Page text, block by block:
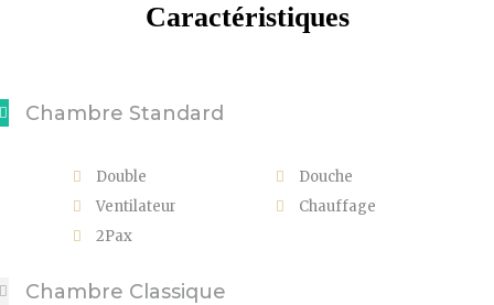
Caractéristiques
Chambre Standard
Double
Douche
Ventilateur
Chauffage
2Pax
Chambre Classique